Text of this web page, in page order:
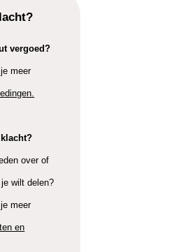
vergoed?
meer
over of
wilt delen?
meer
en